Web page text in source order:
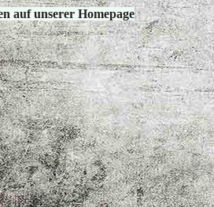
auf unserer Homepage